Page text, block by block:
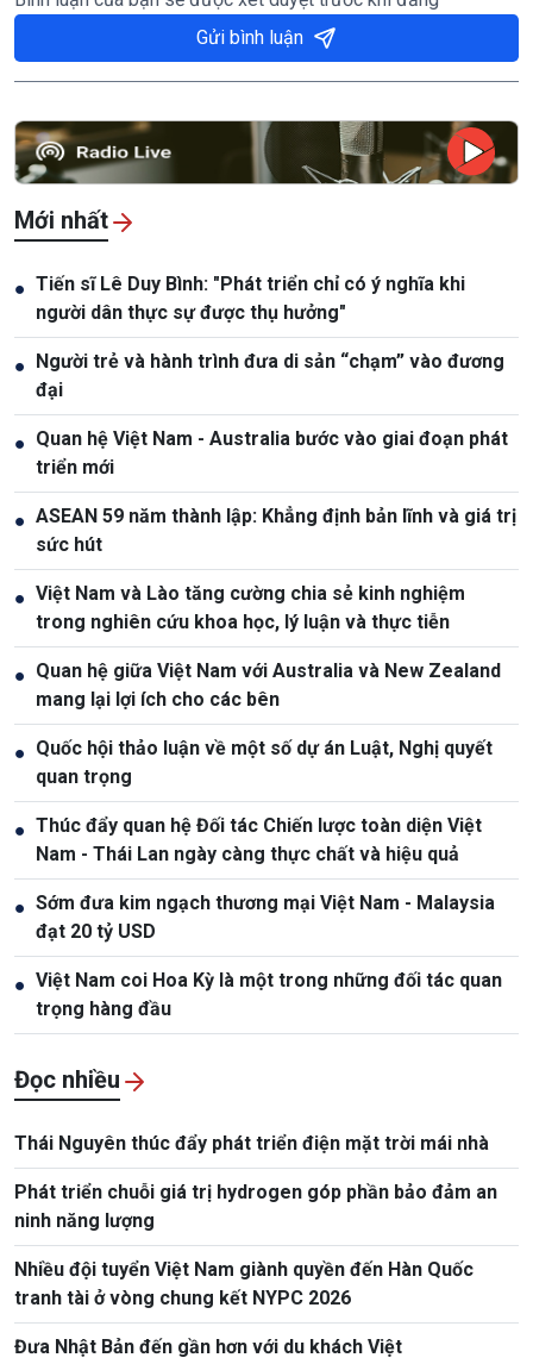
Gửi bình luận
Mới nhất
● Tiến sĩ Lê Duy Bình: "Phát triển chỉ có ý nghĩa khi
người dân thực sự được thụ hưởng"
● Người trẻ và hành trình đưa di sản “chạm” vào đương
đại
● Quan hệ Việt Nam - Australia bước vào giai đoạn phát
triển mới
● ASEAN 59 năm thành lập: Khẳng định bản lĩnh và giá trị
sức hút
● Việt Nam và Lào tăng cường chia sẻ kinh nghiệm
trong nghiên cứu khoa học, lý luận và thực tiễn
● Quan hệ giữa Việt Nam với Australia và New Zealand
mang lại lợi ích cho các bên
● Quốc hội thảo luận về một số dự án Luật, Nghị quyết
quan trọng
● Thúc đẩy quan hệ Đối tác Chiến lược toàn diện Việt
Nam - Thái Lan ngày càng thực chất và hiệu quả
● Sớm đưa kim ngạch thương mại Việt Nam - Malaysia
đạt 20 tỷ USD
● Việt Nam coi Hoa Kỳ là một trong những đối tác quan
trọng hàng đầu
Đọc nhiều
Thái Nguyên thúc đẩy phát triển điện mặt trời mái nhà
Phát triển chuỗi giá trị hydrogen góp phần bảo đảm an
ninh năng lượng
Nhiều đội tuyển Việt Nam giành quyền đến Hàn Quốc
tranh tài ở vòng chung kết NYPC 2026
Đưa Nhật Bản đến gần hơn với du khách Việt